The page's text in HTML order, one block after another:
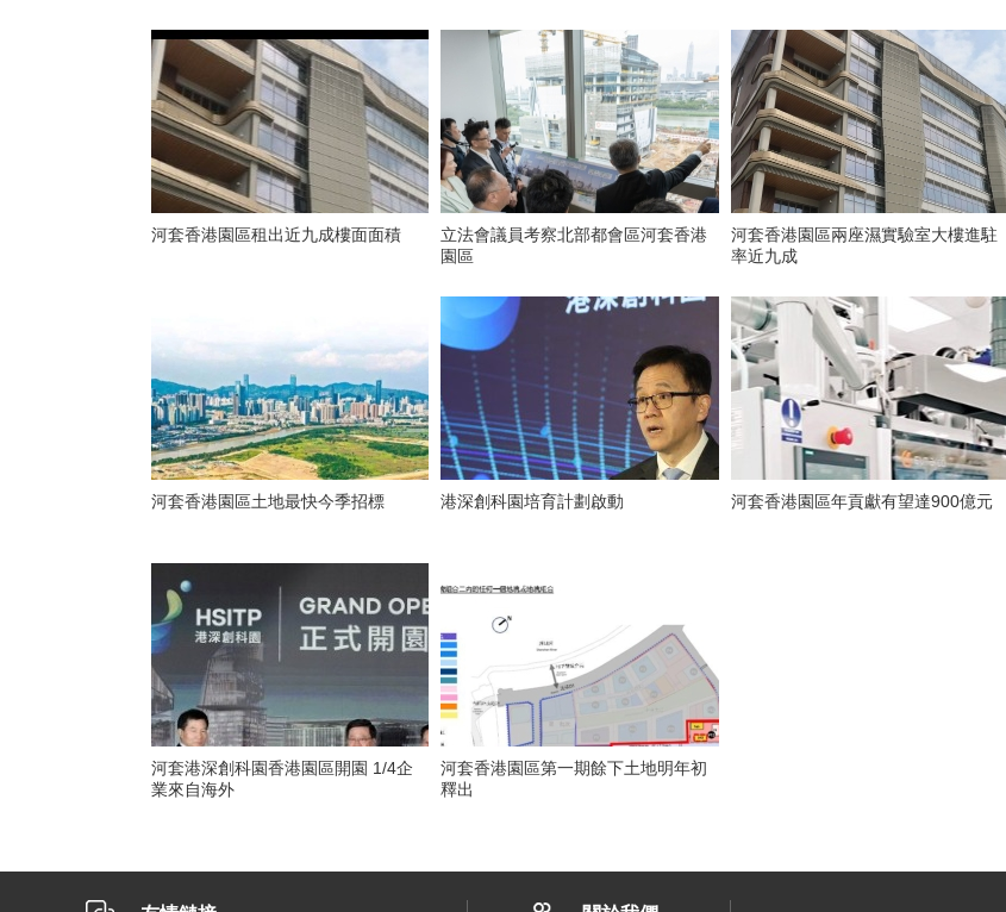
河套香港園區租出近九成樓面面積
立法會議員考察北部都會區河套香港
園區
河套香港園區兩座濕實驗室大樓進駐
率近九成
河套香港園區土地最快今季招標 港深創科園培育計劃啟動 河套香港園區年貢獻有望達900億元
河套港深創科園香港園區開園 1/4企
業來自海外
河套香港園區第一期餘下土地明年初
釋出